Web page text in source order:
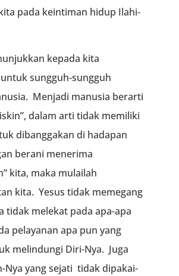
pada keintiman hidup Ilahi-
kepada kita
sungguh-sungguh
Menjadi manusia berarti
dalam arti tidak memiliki
dibanggakan di hadapan
berani menerima
kita, maka mulailah
kita. Yesus tidak memegang
tidak melekat pada apa-apa
pelayanan apa pun yang
melindungi Diri-Nya. Juga
Nya yang sejati tidak dipakai-